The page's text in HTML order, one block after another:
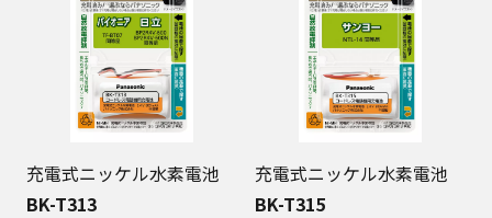
充電式ニッケル水素電池
BK-T313
充電式ニッケル水素電池
BK-T315